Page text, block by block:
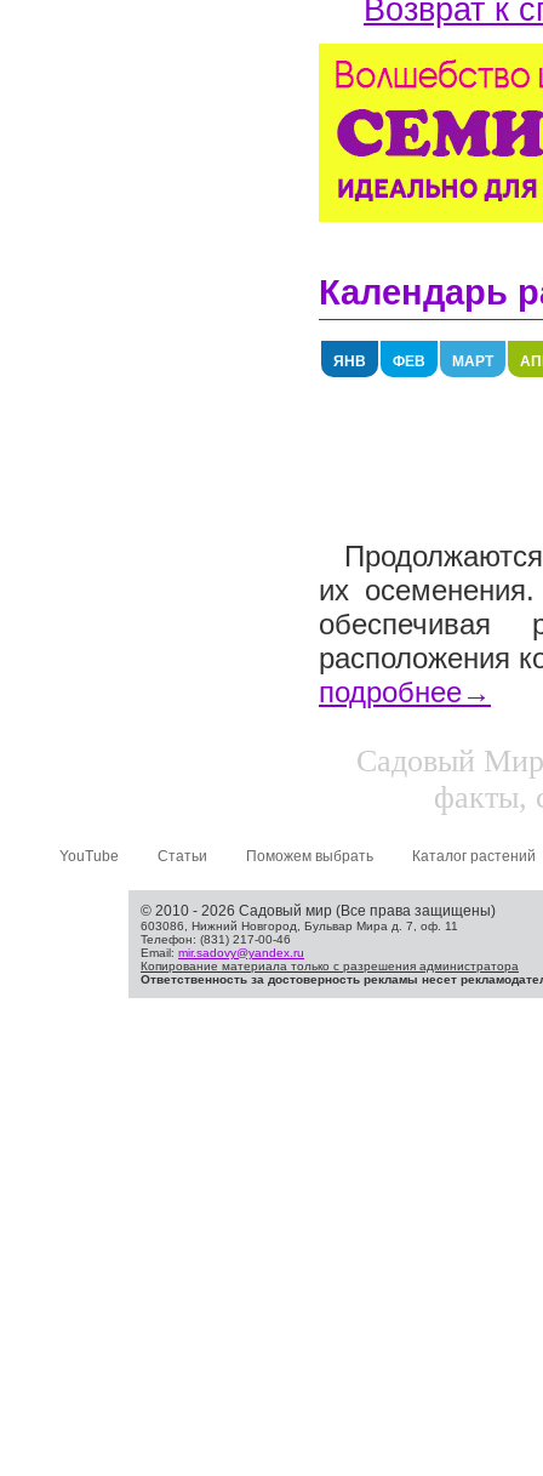
Возврат к
Календарь
ЯНВ ФЕВ МАРТ
их
обеспечивая
расположения
подробнее→
Садовый
факты,
YouTube Статьи Поможем выбрать Каталог растений
© 2010 - 2026 Садовый мир (Все права защищены)
603086, Нижний Новгород, Бульвар Мира д. 7, оф. 11
Телефон: (831) 217-00-46
Email: mir.sadovy@yandex.ru
Копирование материала только с разрешения администратора
Ответственность за достоверность рекламы несет